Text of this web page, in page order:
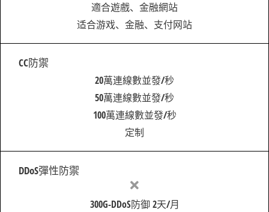
適合遊戲、金融網站
适合游戏、金融、支付网站
CC防禦
20萬連線數並發/秒
50萬連線數並發/秒
100萬連線數並發/秒
定制
DDoS彈性防禦
300G-DDoS防御 2天/月